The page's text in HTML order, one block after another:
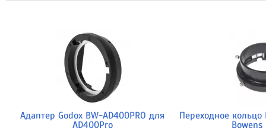
Адаптер Godox BW-AD400PRO для
AD400Pro
Переходное кольцо
Bowens